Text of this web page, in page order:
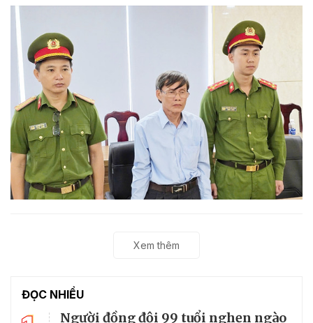
Xem thêm
ĐỌC NHIỀU
Người đồng đội 99 tuổi nghẹn ngào